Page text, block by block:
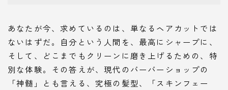
あなたが今、求めているのは、単なるヘアカットでは
ないはずだ。自分という人間を、最高にシャープに、
そして、どこまでもクリーンに磨き上げるための、特
別な体験。その答えが、現代のバーバーショップの
「神髄」とも言える、究極の髪型、「スキンフェー